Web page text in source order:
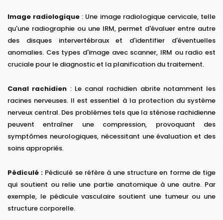
Image radiologique : Une image radiologique cervicale, telle
qu'une radiographie ou une IRM, permet d'évaluer entre autre
des disques intervertébraux et d'identifier d'éventuelles
anomalies. Ces types d'image avec scanner, IRM ou radio est
cruciale pour le diagnostic et la planification du traitement.
Canal rachidien : Le canal rachidien abrite notamment les
racines nerveuses. Il est essentiel à la protection du système
nerveux central. Des problèmes tels que la sténose rachidienne
peuvent entraîner une compression, provoquant des
symptômes neurologiques, nécessitant une évaluation et des
soins appropriés.
Pédiculé : Pédiculé se réfère à une structure en forme de tige
qui soutient ou relie une partie anatomique à une autre. Par
exemple, le pédicule vasculaire soutient une tumeur ou une
structure corporelle.